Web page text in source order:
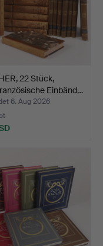
22 Stück,
Einbänd…
6. Aug 2026